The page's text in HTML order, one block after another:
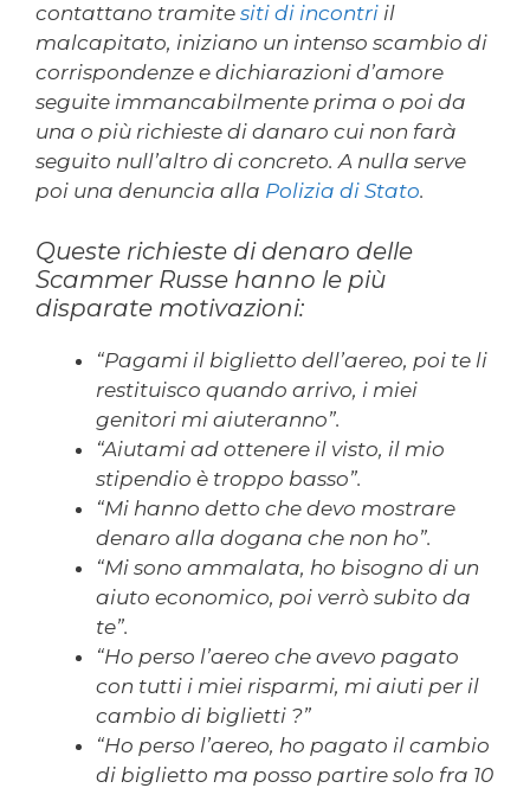
contattano tramite siti di incontri il
malcapitato, iniziano un intenso scambio di
corrispondenze e dichiarazioni d’amore
seguite immancabilmente prima o poi da
una o più richieste di danaro cui non farà
seguito null’altro di concreto. A nulla serve
poi una denuncia alla Polizia di Stato.
Queste richieste di denaro delle
Scammer Russe hanno le più
disparate motivazioni:
“Pagami il biglietto dell’aereo, poi te li
restituisco quando arrivo, i miei
genitori mi aiuteranno”.
“Aiutami ad ottenere il visto, il mio
stipendio è troppo basso”.
“Mi hanno detto che devo mostrare
denaro alla dogana che non ho”.
“Mi sono ammalata, ho bisogno di un
aiuto economico, poi verrò subito da
te”.
“Ho perso l’aereo che avevo pagato
con tutti i miei risparmi, mi aiuti per il
cambio di biglietti ?”
“Ho perso l’aereo, ho pagato il cambio
di biglietto ma posso partire solo fra 10